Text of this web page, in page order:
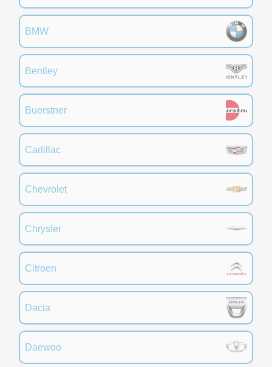
BMW
Bentley
Buerstner
Cadillac
Chevrolet
Chrysler
Citroen
Dacia
Daewoo